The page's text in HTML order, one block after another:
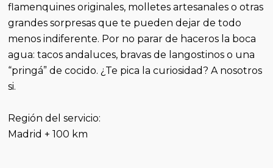
flamenquines originales, molletes artesanales o otras
grandes sorpresas que te pueden dejar de todo
menos indiferente. Por no parar de haceros la boca
agua: tacos andaluces, bravas de langostinos o una
“pringá” de cocido. ¿Te pica la curiosidad? A nosotros
si.
Región del servicio:
Madrid + 100 km